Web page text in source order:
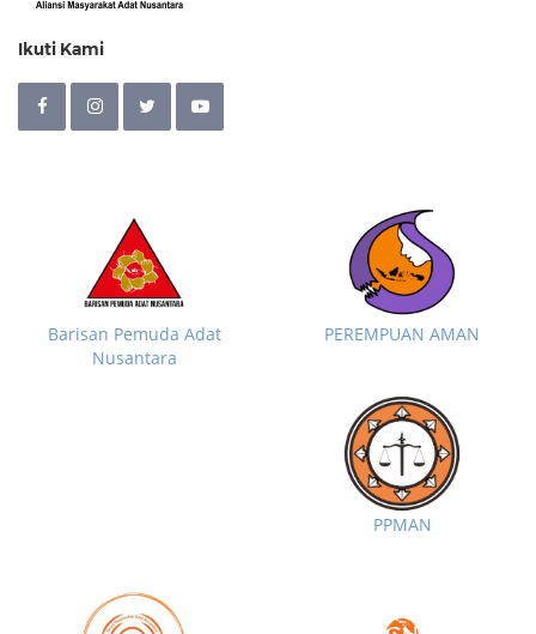
Ikuti Kami
Barisan Pemuda Adat
Nusantara
PEREMPUAN AMAN
PPMAN